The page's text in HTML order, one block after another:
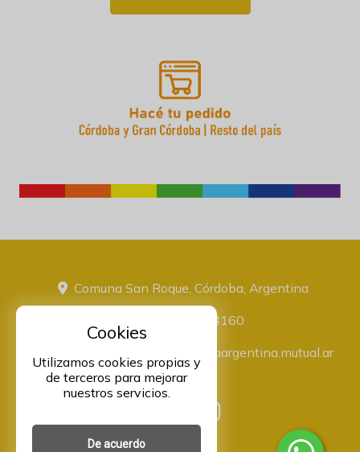
Cookies
Utilizamos cookies propias y
de terceros para mejorar
nuestros servicios.
De acuerdo
Comuna San Roque, Córdoba, Argentina
+543516774160
administracion@proveeduriaargentina.mutual.ar